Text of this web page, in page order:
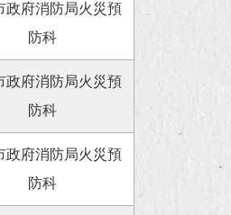
政府消防局火災預
防科
政府消防局火災預
防科
政府消防局火災預
防科